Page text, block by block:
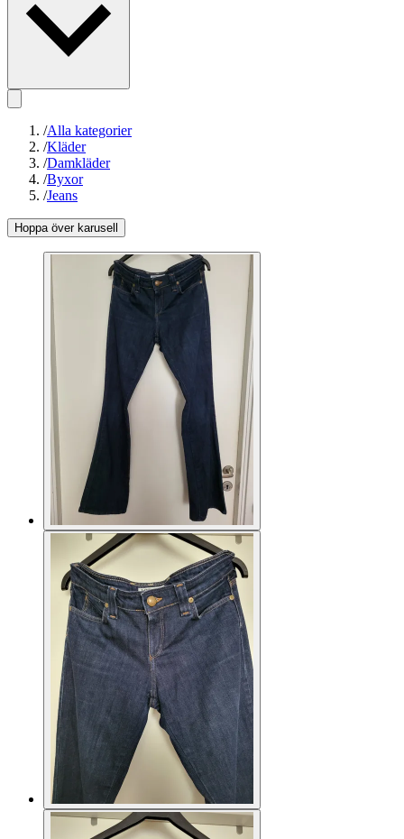
/Alla kategorier
/Kläder
/Damkläder
/Byxor
/Jeans
Hoppa över karusell